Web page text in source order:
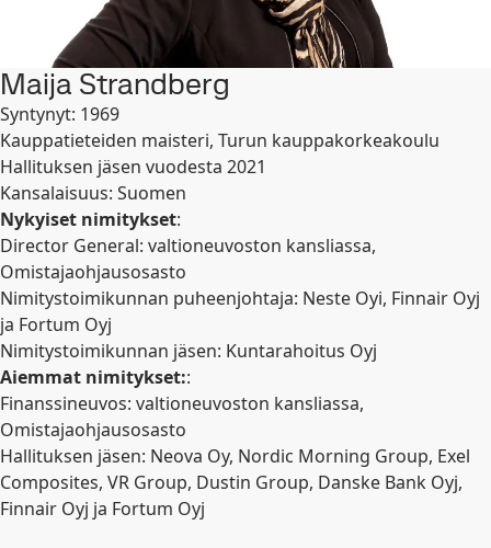
Maija Strandberg
Syntynyt: 1969
Kauppatieteiden maisteri, Turun kauppakorkeakoulu
Hallituksen jäsen vuodesta 2021
Kansalaisuus: Suomen
Nykyiset nimitykset:
Director General: valtioneuvoston kansliassa,
Omistajaohjausosasto
Nimitystoimikunnan puheenjohtaja: Neste Oyi, Finnair Oyj
ja Fortum Oyj
Nimitystoimikunnan jäsen: Kuntarahoitus Oyj
Aiemmat nimitykset::
Finanssineuvos: valtioneuvoston kansliassa,
Omistajaohjausosasto
Hallituksen jäsen: Neova Oy, Nordic Morning Group, Exel
Composites, VR Group, Dustin Group, Danske Bank Oyj,
Finnair Oyj ja Fortum Oyj